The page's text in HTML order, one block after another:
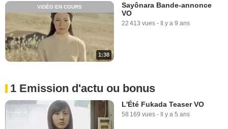
1:38
VIDÉO EN COURS
Sayônara Bande-annonce
VO
22 413 vues - Il y a 9 ans
1 Emission d'actu ou bonus
L'Été Fukada Teaser VO
58 169 vues - Il y a 5 ans